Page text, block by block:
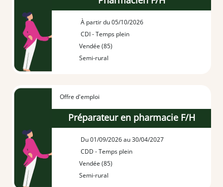
À partir du 05/10/2026
CDI - Temps plein
Vendée (85)
Semi-rural
Offre d'emploi
Préparateur en pharmacie F/H
Du 01/09/2026 au 30/04/2027
CDD - Temps plein
Vendée (85)
Semi-rural